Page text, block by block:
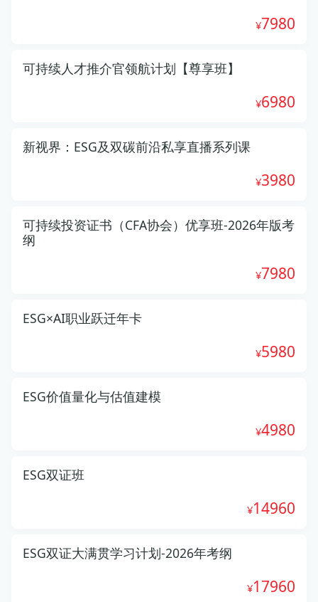
7980
可持续人才推介官领航计划【尊享班】
6980
新视界：ESG及双碳前沿私享直播系列课
3980
可持续投资证书（CFA协会）优享班-2026年版考
纲
7980
ESG×AI职业跃迁年卡
5980
ESG价值量化与估值建模
4980
ESG双证班
14960
ESG双证大满贯学习计划-2026年考纲
17960